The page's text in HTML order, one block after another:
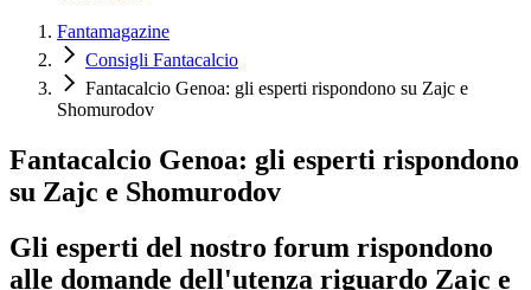
Fantamagazine
Consigli Fantacalcio
Fantacalcio Genoa: gli esperti rispondono su Zajc e
Shomurodov
Fantacalcio Genoa: gli esperti rispondono
su Zajc e Shomurodov
Gli esperti del nostro forum rispondono
alle domande dell'utenza riguardo Zajc e